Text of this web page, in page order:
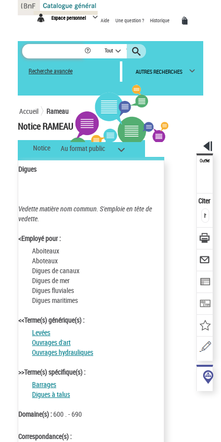
Espace personnel Aide Une question ? Historique
Tout
Recherche avancée AUTRES RECHERCHES
Accueil Rameau
Notice RAMEAU
Notice Au format public
Digues
Vedette matière nom commun. S'emploie en tête de
vedette.
<Employé pour :
Aboiteaux
Aboteaux
Digues de canaux
Digues de mer
Digues fluviales
Digues maritimes
<<Terme(s) générique(s) :
Levées
Ouvrages d'art
Ouvrages hydrauliques
>>Terme(s) spécifique(s) :
Barrages
Digues à talus
Domaine(s) :600 . - 690
Correspondance(s) :
Outils
Citer
Panneau de gestion des cookies